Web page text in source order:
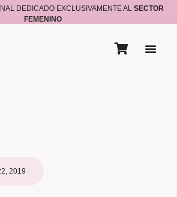
DEDICADO EXCLUSIVAMENTE AL SECTOR
FEMENINO
2019